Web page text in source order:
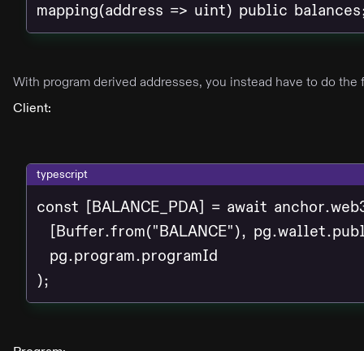
mapping(address => uint) public
With program derived addresses, you instead have to do the
Client:
typescript
const [BALANCE_PDA] = await
[Buffer.from("BALANCE"),
  pg.program.programId
);